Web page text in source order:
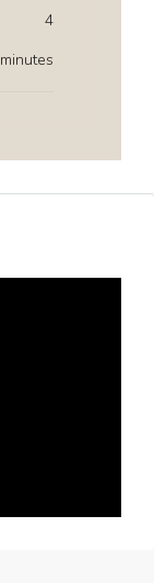
4
minutes